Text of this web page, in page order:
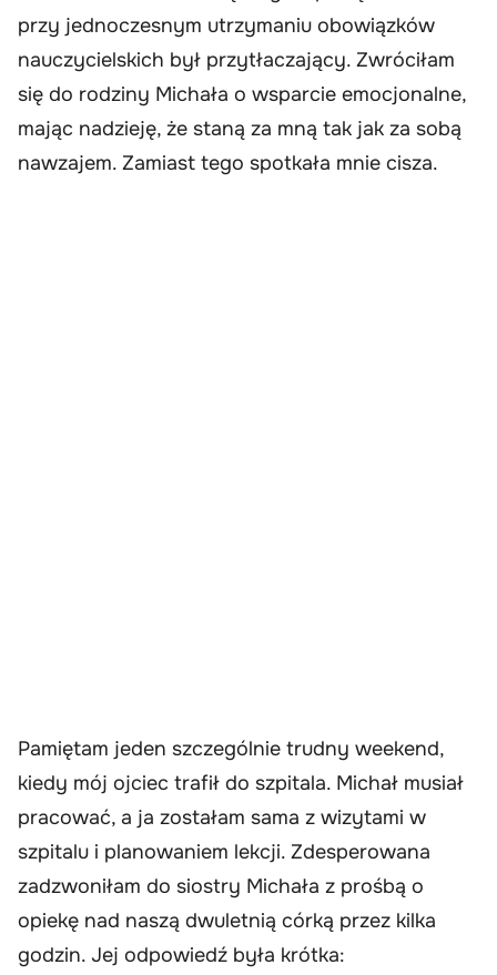
przy jednoczesnym utrzymaniu obowiązków
nauczycielskich był przytłaczający. Zwróciłam
się do rodziny Michała o wsparcie emocjonalne,
mając nadzieję, że staną za mną tak jak za sobą
nawzajem. Zamiast tego spotkała mnie cisza.
Pamiętam jeden szczególnie trudny weekend,
kiedy mój ojciec trafił do szpitala. Michał musiał
pracować, a ja zostałam sama z wizytami w
szpitalu i planowaniem lekcji. Zdesperowana
zadzwoniłam do siostry Michała z prośbą o
opiekę nad naszą dwuletnią córką przez kilka
godzin. Jej odpowiedź była krótka: